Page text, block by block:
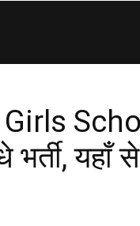
भर्ती,